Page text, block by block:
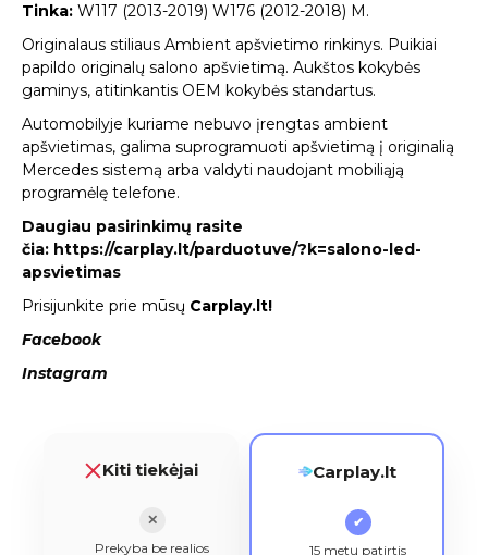
Tinka: W117 (2013-2019) W176 (2012-2018) M.
Originalaus stiliaus Ambient apšvietimo rinkinys. Puikiai
papildo originalų salono apšvietimą. Aukštos kokybės
gaminys, atitinkantis OEM kokybės standartus.
Automobilyje kuriame nebuvo įrengtas ambient
apšvietimas, galima suprogramuoti apšvietimą į originalią
Mercedes sistemą arba valdyti naudojant mobiliąją
programėlę telefone.
Daugiau pasirinkimų rasite
čia: https://carplay.lt/parduotuve/?k=salono-led-
apsvietimas
Prisijunkite prie mūsų Carplay.lt!
Facebook
Instagram
Kiti tiekėjai
✕
Prekyba be realios
Carplay.lt
✔
15 metų patirtis